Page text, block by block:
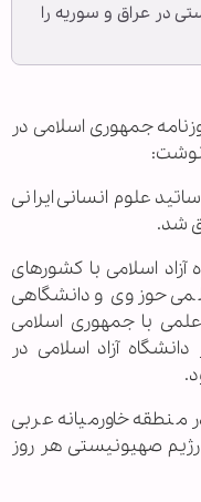
در عراق و سوریه را
جمهوری اسلامی‌ در
نوشت:
علوم انسانی ایرانی
شد.
اسلامی با کشورهای
حوزوی و دانشگاهی
با جمهوری اسلامی
آزاد اسلامی در
خاورمیانه عربی
صهیونیستی هر روز